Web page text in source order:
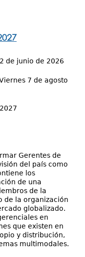
de junio de 2026
7 de agosto
Gerentes de
del país como
los
de una
de la
de la organización
globalizado.
en
que existen en
y distribución,
multimodales.